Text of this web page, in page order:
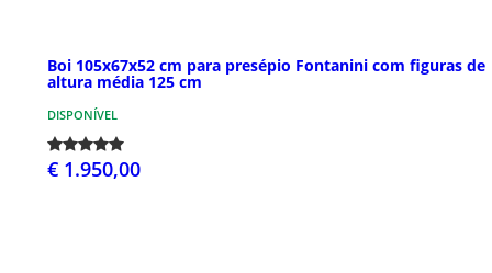
Boi 105x67x52 cm para presépio Fontanini com figuras de
altura média 125 cm
DISPONÍVEL
€ 1.950,00